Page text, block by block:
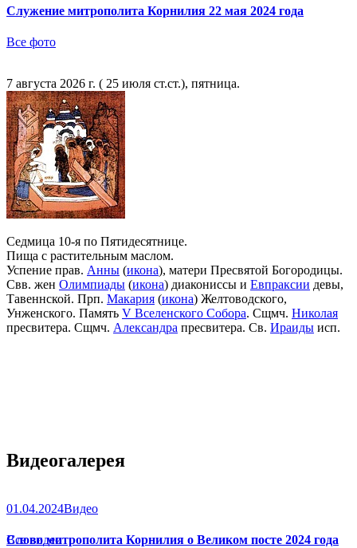
Служение митрополита Корнилия 22 мая 2024 года
Все фото
7 августа 2026 г. ( 25 июля ст.ст.), пятница.
Седмица 10-я по Пятидесятнице.
Пища с растительным маслом.
Успение прав. Анны (икона), матери Пресвятой Богородицы.
Свв. жен Олимпиады (икона) диакониссы и Евпраксии девы,
Тавеннской. Прп. Макария (икона) Желтоводского,
Унженского. Память V Вселенского Собора. Сщмч. Николая
пресвитера. Сщмч. Александра пресвитера. Св. Ираиды исп.
Видеогалерея
01.04.2024Видео
Слово митрополита Корнилия о Великом посте 2024 года
Все видео